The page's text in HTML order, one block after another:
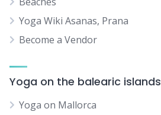
Yoga Wiki Asanas, Prana
Become a Vendor
Yoga on the balearic islands
Yoga on Mallorca